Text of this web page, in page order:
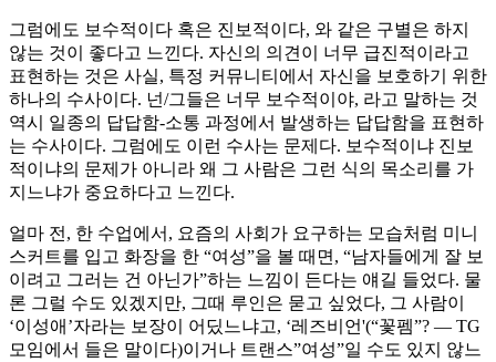
그럼에도 보수적이다 혹은 진보적이다, 와 같은 구별은 하지
않는 것이 좋다고 느낀다. 자신의 의견이 너무 급진적이라고
표현하는 것은 사실, 특정 커뮤니티에서 자신을 보호하기 위한
하나의 수사이다. 넌/그들은 너무 보수적이야, 라고 말하는 것
역시 일종의 답답함-소통 과정에서 발생하는 답답함을 표현하
는 수사이다. 그럼에도 이런 수사는 문제다. 보수적이냐 진보
적이냐의 문제가 아니라 왜 그 사람은 그런 식의 목소리를 가
지느냐가 중요하다고 느낀다.
얼마 전, 한 수업에서, 요즘의 사회가 요구하는 모습처럼 미니
스커트를 입고 화장을 한 “여성”을 볼 때면, “남자들에게 잘 보
이려고 그러는 건 아닌가”하는 느낌이 든다는 얘길 들었다. 물
론 그럴 수도 있겠지만, 그때 루인은 묻고 싶었다, 그 사람이
‘이성애’자라는 보장이 어딨느냐고, ‘레즈비언'(“꽃펨”? ― TG
모임에서 들은 말이다)이거나 트랜스”여성”일 수도 있지 않느